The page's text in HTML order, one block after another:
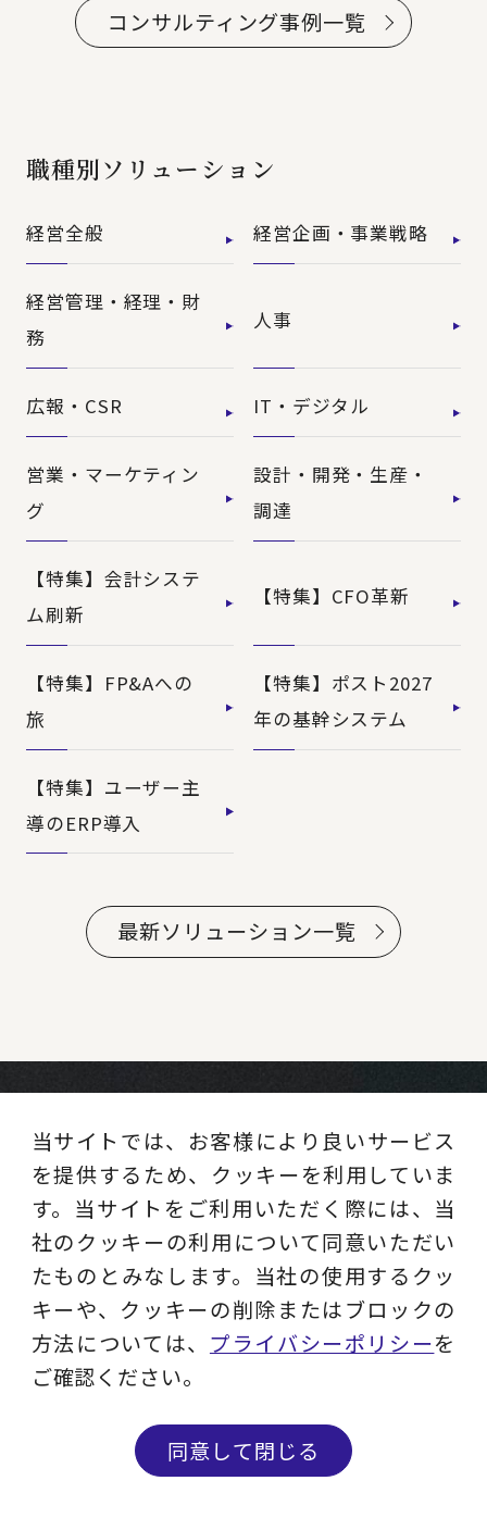
コンサルティング事例一覧
職種別ソリューション
経営全般 経営企画・事業戦略
経営管理・経理・財
務
人事
広報・CSR IT・デジタル
営業・マーケティン
グ
設計・開発・生産・
調達
【特集】会計システ
ム刷新
【特集】CFO革新
【特集】FP&Aへの
旅
【特集】ポスト2027
年の基幹システム
【特集】ユーザー主
導のERP導入
最新ソリューション一覧
お仕事のご相談や、ご不明な点など、お気軽
にお問い合わせください。
セミナー開催予定など最新ニュースをご希望
の方はメルマガ登録をお願いいたします。
お問い合わせ
当サイトでは、お客様により良いサービス
を提供するため、クッキーを利用していま
す。当サイトをご利用いただく際には、当
社のクッキーの利用について同意いただい
たものとみなします。当社の使用するクッ
キーや、クッキーの削除またはブロックの
方法については、 プライバシーポリシーを
ご確認ください。
同意して閉じる